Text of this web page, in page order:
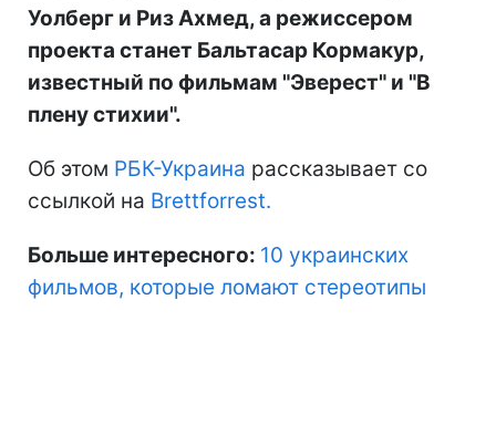
Уолберг и Риз Ахмед, а режиссером
проекта станет Бальтасар Кормакур,
известный по фильмам "Эверест" и "В
плену стихии".
Об этом РБК-Украина рассказывает со
ссылкой на Brettforrest.
Больше интересного: 10 украинских
фильмов, которые ломают стереотипы